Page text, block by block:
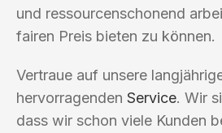
und ressourcenschonend
fairen Preis bieten zu können.
Vertraue auf unsere
hervorragenden Service. Wir
dass wir schon viele Kunden